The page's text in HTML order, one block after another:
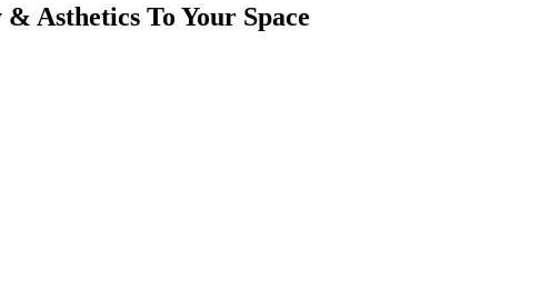
Asthetics To Your Space